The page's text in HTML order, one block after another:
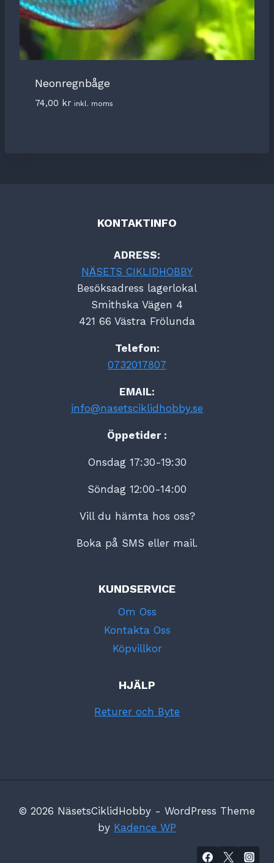
Neonregnbåge
74,00 kr inkl. moms
KONTAKTINFO
ADRESS:
NÄSETS CIKLIDHOBBY
Besöksadress lagerlokal
Smithska Vägen 4
421 66 Västra Frölunda
Telefon:
0732017807
EMAIL:
info@nasetsciklidhobby.se
Öppetider :
Onsdag 17:30-19:30
Söndag 12:00-14:00
Vill du hämta hos oss?
Boka på SMS eller mail.
KUNDSERVICE
Om Oss
Kontakta Oss
Köpvillkor
HJÄLP
Returer och Byte
© 2026 NäsetsCiklidHobby - WordPress Theme
by Kadence WP